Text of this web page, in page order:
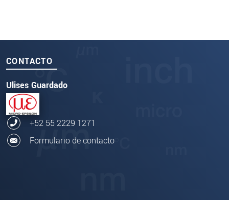
CONTACTO
Ulises Guardado
+52 55 2229 1271
Formulario de contacto